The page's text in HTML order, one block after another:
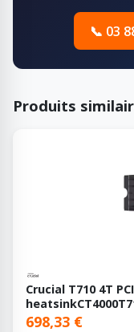
📞 03
Produits
Crucial T710 4T
698,33 €